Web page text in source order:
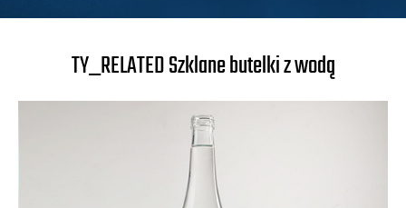
TY_RELATED Szklane butelki z wodą